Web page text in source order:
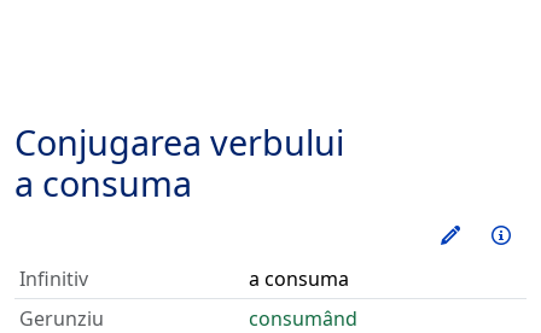
Conjugarea verbului
a consuma
Infinitiv
a consuma
Gerunziu
consumând